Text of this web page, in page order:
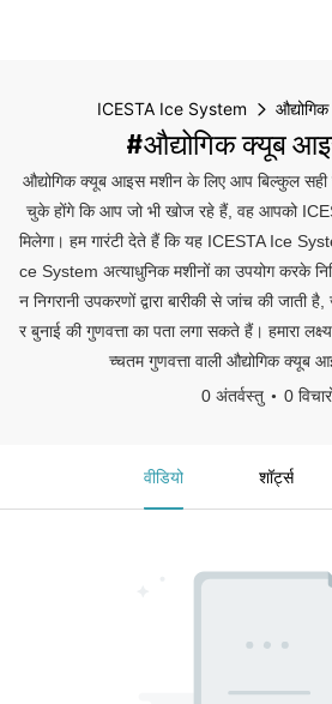
ICESTA Ice System
#औद्योगिक क्यूब
औद्योगिक क्यूब आइस मशीन के लिए आप बिल्कुल
चुके होंगे कि आप जो भी खोज रहे हैं, वह आपको
मिलेगा। हम गारंटी देते हैं कि यह ICESTA Ice
ce System अत्याधुनिक मशीनों का उपयोग करके
न निगरानी उपकरणों द्वारा बारीकी से जांच की जाती
र बुनाई की गुणवत्ता का पता लगा सकते हैं। हमारा
च्चतम गुणवत्ता वाली औद्योगिक क्यूब
0 अंतर्वस्तु
0
वीडियो शॉर्ट्स